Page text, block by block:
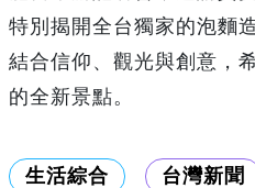
特別揭開全台獨家的泡麵
結合信仰、觀光與創意，
的全新景點。
生活綜合 台灣新聞